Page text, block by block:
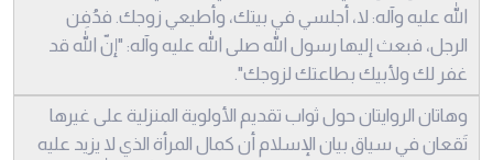
الله عليه وآله: لا، أجلسي في بيتك، وأطيعي زوجك. فدُفِن
الرجل، فبعث إليها رسول الله صلى الله عليه وآله: "إنّ الله قد
غفر لك ولأبيك بطاعتك لزوجك".
وهاتان الروايتان حول ثواب تقديم الأولوية المنزلية على غيرها
تَقعان في سياق بيان الإسلام أن كمال المرأة الذي لا يزيد عليه